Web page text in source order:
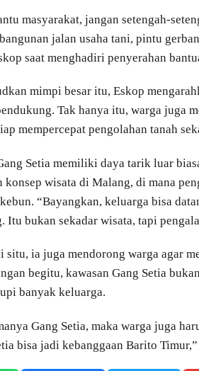
masyarakat, jangan setengah-
jalan usaha tani, pintu
saat menghadiri penyerahan
mimpi besar itu, Eskop
Tak hanya itu, warga juga
mempercepat pengolahan tanah
Setia memiliki daya tarik luar
konsep wisata di Malang, di mana
“Bayangkan, keluarga bisa
Itu bukan sekadar wisata, tapi
situ, ia juga mendorong warga agar
begitu, kawasan Gang Setia
banyak keluarga.
Gang Setia, maka warga juga
bisa jadi kebanggaan Barito